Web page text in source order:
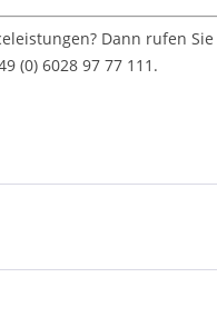
Dann rufen
(0) 6028 97 77 111.